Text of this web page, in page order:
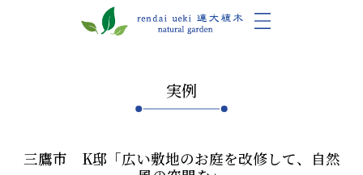
実例
三鷹市 K邸「広い敷地のお庭を改修して、自然